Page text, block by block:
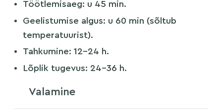
Töötlemisaeg: u 45 min.
Geelistumise algus: u 60 min (sõltub
temperatuurist).
Tahkumine: 12–24 h.
Lõplik tugevus: 24–36 h.
Valamine